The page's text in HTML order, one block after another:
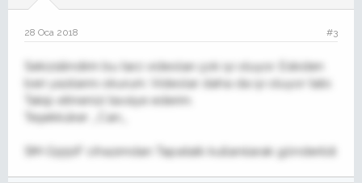
28 Oca 2018 #3
Sekizsilindirin bu tarz videoları çok iyi oluyor. Eskiden
beri yazılarını okurum. Videolar daha da iyi oluyor tabi.
Takip etmenizi tavsiye ederim.
Teşekküker _Can_
SM-G950F cihazımdan Tapatalk kullanılarak gönderildi